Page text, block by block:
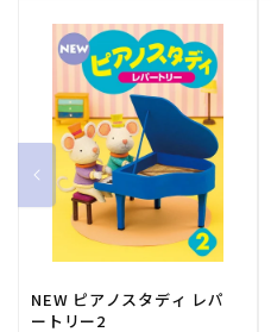
NEW ピアノスタディ レパ
ートリー2